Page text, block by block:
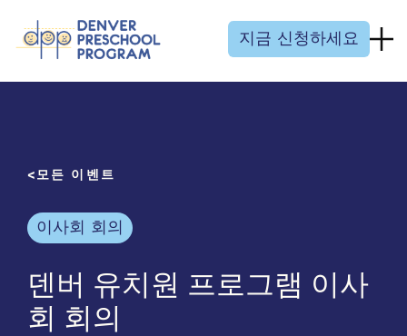
지금 신청하세요
모든 이벤트
이사회 회의
덴버 유치원 프로그램 이사
회 회의